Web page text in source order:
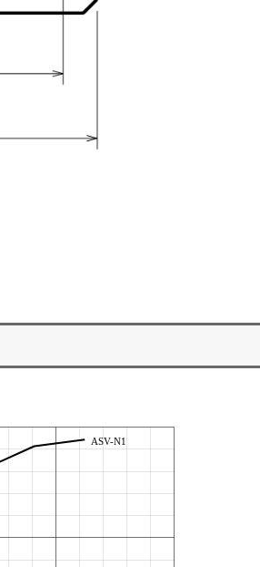
ASV-N1